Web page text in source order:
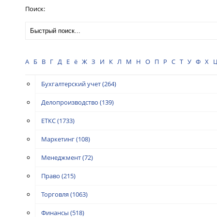
Поиск:
А Б В Г Д Е ё Ж З И К Л М Н О П Р С Т У Ф Х Ц
Бухгалтерский учет(264)
Делопроизводство (139)
ЕТКС(1733)
Маркетинг(108)
Менеджмент(72)
Право (215)
Торговля (1063)
Финансы (518)